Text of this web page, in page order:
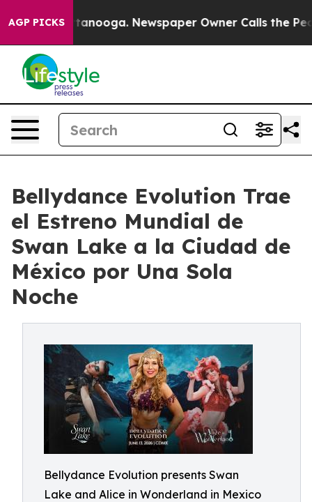
AGP PICKS
in Chattanooga. Newspaper Owner Calls the
Bellydance Evolution Trae
el Estreno Mundial de
Swan Lake a la Ciudad de
México por Una Sola
Noche
Bellydance Evolution presents Swan
Lake and Alice in Wonderland in Mexico